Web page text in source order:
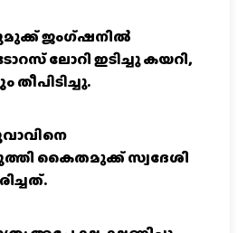
ജംഗ്ഷനിൽ
ലോറി ഇടിച്ചു കയറി,
തീപിടിച്ചു.
കൈതമുക്ക് സ്വദേശി